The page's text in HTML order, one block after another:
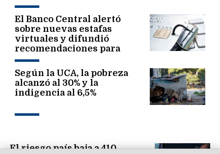
El Banco Central alertó
sobre nuevas estafas
virtuales y difundió
recomendaciones para
evitar fraudes
Según la UCA, la pobreza
alcanzó al 30% y la
indigencia al 6,5%
El riesgo país baja a 410